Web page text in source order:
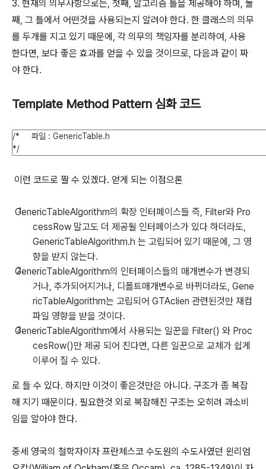
3. 현재의 의무사항으로는, 첫째, 알고리즘 틀을 제공해야 하며, 둘
째, 그 틀에서 어떤것을 사용되는지 알려야 한다. 한 클래스의 의무
를 두개를 지고 있기 때문에, 각 의무의 책임자를 분리하여, 사용
한다면, 보다 좋은 효과를 얻을 수 있을 것이므로, 다음과 같이 짜
야 한다.
Template Method Pattern 심화 코드
이런 코드로 짤 수 있겠다. 얻게 되는 이점으론
GenericTableAlgorithm의 확장 인터페이스들 즉, Filter와 Pro
cessRow 말고도 더 제공될 인터페이스가 있다 하더라도,
GenericTableAlgorithm.h 는 고립되어 있기 때문에, 그 영
향을 받지 않는다.
GenericTableAlgorithm의 인터페이스들의 매개변수가 변경되
거나, 추가되어지거나, 디폴트매개변수로 바뀌더라도, Gene
ricTableAlgorithm는 고립되어 GTAclien 관련된것만 재컴
파일 영향을 받을 것이다.
GenericTableAlgorithm에서 사용되는 일꾼을 Filter() 와 Proc
cesRow()만 제공 되어 진다면, 다른 일꾼으로 교체가 쉽게
이루어 질 수 있다.
로 들 수 있다. 하지만 이것이 좋은것만은 아니다. 구조가 좀 복잡
해 지기 때문이다. 필요한것 외로 복잡해진 구조는 오히려 과소비
임을 알아야 한다.
중세 영국의 철학자이자 프란체스코 수도원의 수도사였던 윈리엄